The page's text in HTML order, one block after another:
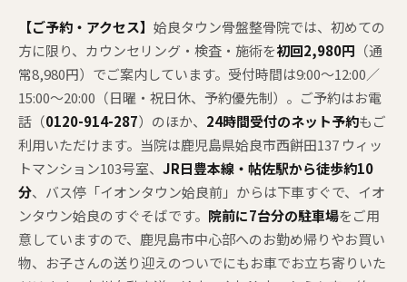
【ご予約・アクセス】 姶良タウン骨盤整骨院では、初めての
方に限り、カウンセリング・検査・施術を初回2,980円 （通
常8,980円）でご案内しています。受付時間は9:00〜12:00／
15:00〜20:00（日曜・祝日休、予約優先制）。ご予約はお電
話（0120-914-287）のほか、 24時間受付のネット予約もご
利用いただけます。当院は鹿児島県姶良市西餅田137 ウィッ
トマンション103号室、 JR日豊本線・帖佐駅から徒歩約10
分、バス停「イオンタウン姶良前」からは下車すぐで、イオ
ンタウン姶良のすぐそばです。 院前に7台分の駐車場をご用
意していますので、鹿児島市中心部へのお勤め帰りやお買い
物、お子さんの送り迎えのついでにもお車でお立ち寄りいた